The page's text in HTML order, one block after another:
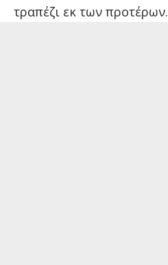
τραπέζι εκ των προτέρων.